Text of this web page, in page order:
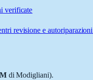
verificate
revisione e
Mdi Modigliani).